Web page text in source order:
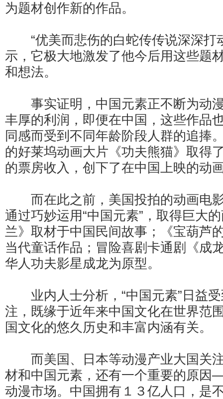
为题材创作新的作品。
“优美而悲伤的白蛇传传说深深打
示，它极大地激发了他今后用这些题
和想法。
事实证明，中国元素正不断为动
丰厚的利润，即便在中国，这些作品
同感而受到不同年龄阶段人群的追捧
的好莱坞动画大片《功夫熊猫》取得
的票房收入，创下了在中国上映的动
而在此之前，美国投拍的动画电
通过巧妙运用“中国元素”，取得巨大
兰》取材于中国民间故事；《宝葫芦
当代童话作品；冒险喜剧卡通剧《成
华人功夫影星成龙为原型。
业内人士分析，“中国元素”日益受
注，既缘于近年来中国文化在世界范
国文化的悠久历史和丰富内涵有关。
而美国、日本等动漫产业大国关
材和中国元素，还有一个重要的原
动漫市场。中国拥有１３亿人口，是